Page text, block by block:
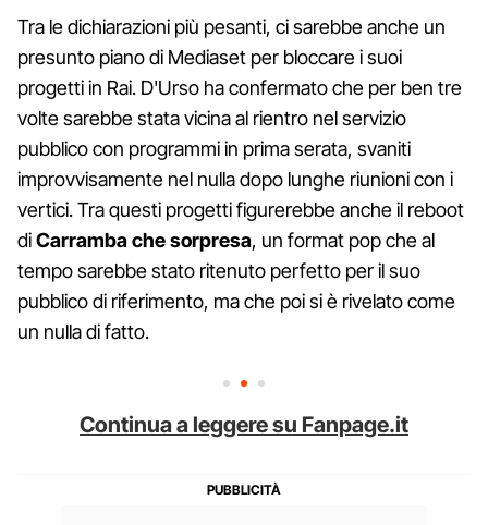
Tra le dichiarazioni più pesanti, ci sarebbe anche un
presunto piano di Mediaset per bloccare i suoi
progetti in Rai. D'Urso ha confermato che per ben tre
volte sarebbe stata vicina al rientro nel servizio
pubblico con programmi in prima serata, svaniti
improvvisamente nel nulla dopo lunghe riunioni con i
vertici. Tra questi progetti figurerebbe anche il reboot
diCarramba che sorpresa, un format pop che al
tempo sarebbe stato ritenuto perfetto per il suo
pubblico di riferimento, ma che poi si è rivelato come
un nulla di fatto.
Continua a leggere su Fanpage.it